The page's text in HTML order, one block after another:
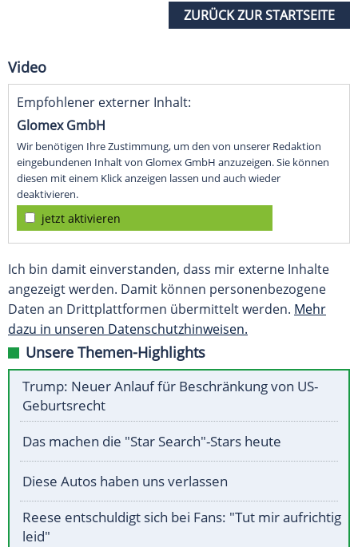
ZURÜCK ZUR STARTSEITE
Video
Empfohlener externer Inhalt:
Glomex GmbH
Wir benötigen Ihre Zustimmung, um den von unserer Redaktion
eingebundenen Inhalt von Glomex GmbH anzuzeigen. Sie können
diesen mit einem Klick anzeigen lassen und auch wieder
deaktivieren.
jetzt aktivieren
Ich bin damit einverstanden, dass mir externe Inhalte
angezeigt werden. Damit können personenbezogene
Daten an Drittplattformen übermittelt werden. Mehr
dazu in unseren Datenschutzhinweisen.
Unsere Themen-Highlights
Trump: Neuer Anlauf für Beschränkung von US-
Geburtsrecht
Das machen die "Star Search"-Stars heute
Diese Autos haben uns verlassen
Reese entschuldigt sich bei Fans: "Tut mir aufrichtig
leid"